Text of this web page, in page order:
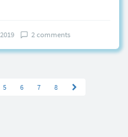
2 comments
5 6 7 8